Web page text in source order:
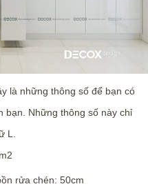
là những thông số để bạn có
bạn. Những thông số này chỉ
L.
rửa chén: 50cm